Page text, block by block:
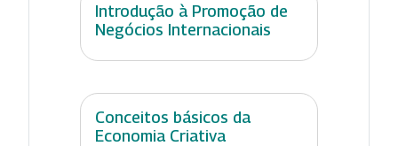
Introdução à Promoção de
Negócios Internacionais
Conceitos básicos da
Economia Criativa